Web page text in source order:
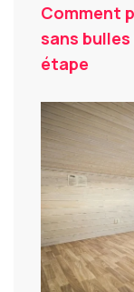
Comment
sans
étape